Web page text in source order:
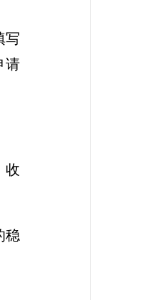
写
请
收
稳